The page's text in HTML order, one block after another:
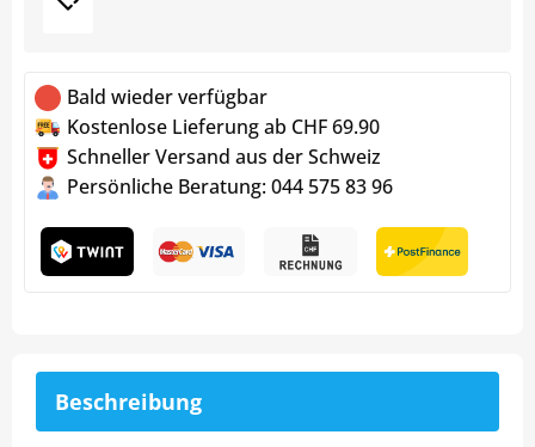
Bald wieder verfügbar
Kostenlose Lieferung ab CHF 69.90
Schneller Versand aus der Schweiz
Persönliche Beratung: 044 575 83 96
Beschreibung